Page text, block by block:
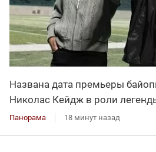
Названа дата премьеры
Николас Кейдж в роли
Панорама 18 минут назад